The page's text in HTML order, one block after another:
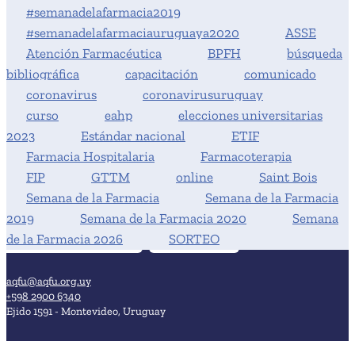
#semanadelafarmacia2019
#semanadelafarmaciauruguaya2020
ASSE
Atención Farmacéutica
BPFH
búsqueda
bibliográfica
capacitación
comunicado
coronavirus
coronavirusuruguay
curso
eahp
elecciones universitarias
2023
Estándar nacional
ETIF
Farmacia Hospitalaria
Farmacoterapia
FIP
GTTM online
Saint Bois
Semana de la Farmacia
Semana de la Farmacia
2019
Semana de la Farmacia 2020
Semana
de la Farmacia 2026
SORTEO
aqfu@aqfu.org.uy
+598 2900 6340
Ejido 1591 - Montevideo, Uruguay